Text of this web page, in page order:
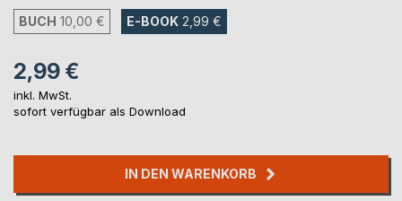
BUCH 10,00 € E-BOOK 2,99 €
2,99 €
inkl. MwSt.
sofort verfügbar als Download
IN DEN WARENKORB